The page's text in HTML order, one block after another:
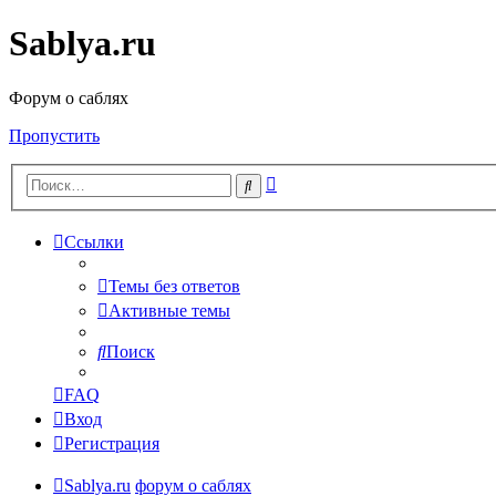
Sablya.ru
Форум о саблях
Пропустить
Поиск
Ссылки
Темы без ответов
Активные темы
Поиск
FAQ
Вход
Регистрация
Sablya.ru форум о саблях